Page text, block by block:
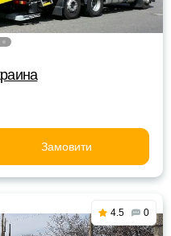
Замовити
4.5 0